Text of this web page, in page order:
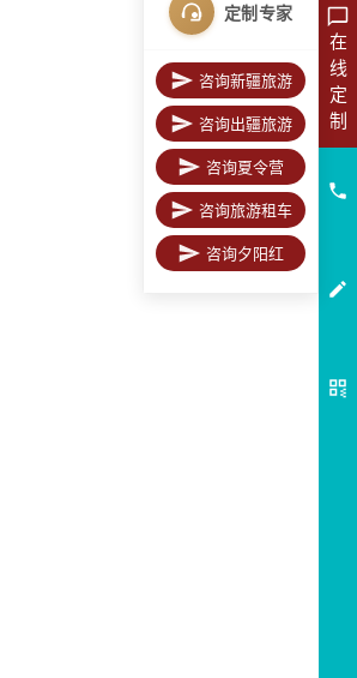
在
线
定
制
定制专家
咨询新疆旅游
咨询出疆旅游
咨询夏令营
咨询旅游租车
咨询夕阳红